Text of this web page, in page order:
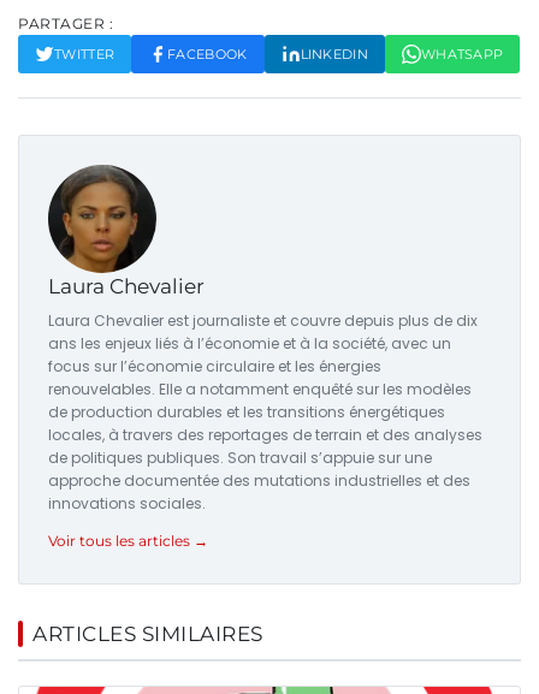
PARTAGER :
TWITTER FACEBOOK LINKEDIN WHATSAPP
Laura Chevalier
Laura Chevalier est journaliste et couvre depuis plus de dix
ans les enjeux liés à l’économie et à la société, avec un
focus sur l’économie circulaire et les énergies
renouvelables. Elle a notamment enquêté sur les modèles
de production durables et les transitions énergétiques
locales, à travers des reportages de terrain et des analyses
de politiques publiques. Son travail s’appuie sur une
approche documentée des mutations industrielles et des
innovations sociales.
Voir tous les articles →
ARTICLES SIMILAIRES